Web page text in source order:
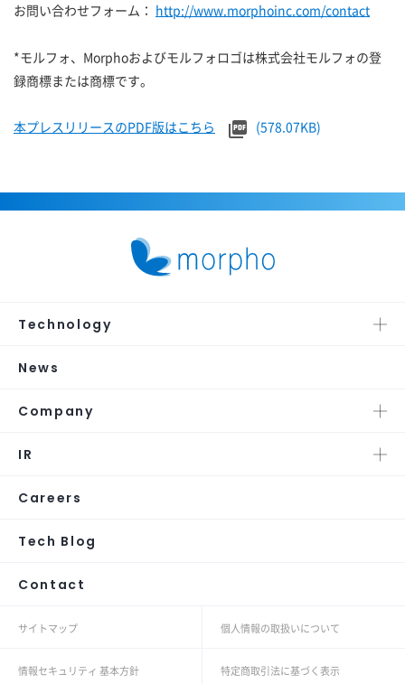
お問い合わせフォーム： http://www.morphoinc.com/contact
*モルフォ、Morphoおよびモルフォロゴは株式会社モルフォの登
録商標または商標です。
本プレスリリースのPDF版はこちら (578.07KB)
Technology
News
Company
IR
Careers
Tech Blog
Contact
サイトマップ 個人情報の取扱いについて
情報セキュリティ 基本方針 特定商取引法に基づく表示